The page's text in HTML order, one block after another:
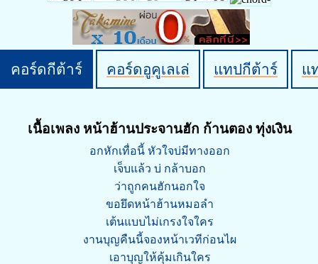
คอร์ดกีต้าร์ คอร์ดอูคูเลเล่ แทปกีต้าร์ แ
เนื้อเพลง หน้าฮ้านประจานฮัก ก้านตอง ทุ่งเงิน
อกหักเทื่อนี้ หัวใจบ่มีทางออก
เจ็บแล้ว บ่ กล้าบอก
ว่าถูกคนฮักนอกใจ
ขอยึดหน้าฮ้านหมอลำ
เต้นแบบไม่เกรงใจใคร
งานบุญคืนนี้จองหน้าเวทีก่อนไผ
เอาบุญให้คุ้มเกินใคร